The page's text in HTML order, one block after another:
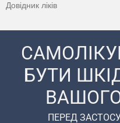
Довідник ліків
БУТИ
ПЕРЕД